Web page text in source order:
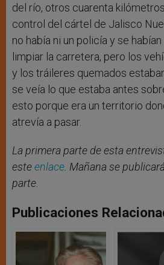
del río, otros cuarenta
control del cártel de Jalisco
no había ni un policía y se
limpiar la carretera, pero los
y los tráileres quemados
se veía lo que estaba antes
esto porque era un territorio
atrevía a pasar.
La primera parte de esta
esteenlace . Mañana se
parte.
Publicaciones